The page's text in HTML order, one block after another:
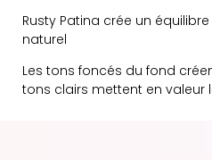
Rusty Patina crée un
naturel
Les tons foncés du fond
tons clairs mettent en valeur